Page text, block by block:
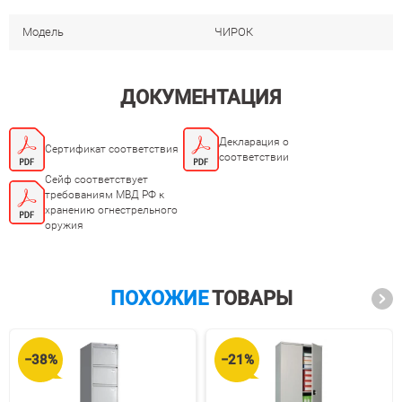
Модель ЧИРОК
ДОКУМЕНТАЦИЯ
Сертификат соответствия
Декларация о
соответствии
Сейф соответствует
требованиям МВД РФ к
хранению огнестрельного
оружия
ПОХОЖИЕТОВАРЫ
−38% −21%